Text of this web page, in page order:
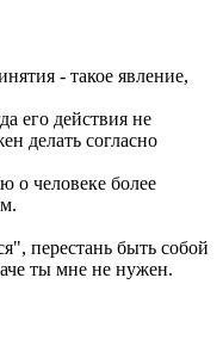
- такое явление,
его действия не
делать согласно
о человеке более
перестань быть собой
ты мне не нужен.